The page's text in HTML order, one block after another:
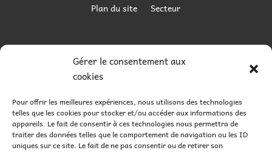
Gérer le consentement aux
cookies
Pour offrir les meilleures expériences, nous utilisons des technologies
telles que les cookies pour stocker et/ou accéder aux informations des
appareils. Le fait de consentir à ces technologies nous permettra de
traiter des données telles que le comportement de navigation ou les ID
uniques sur ce site. Le fait de ne pas consentir ou de retirer son
Plan du site
Secteur
RÉALISATION